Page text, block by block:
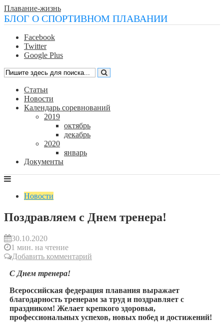
Плавание-жизнь
БЛОГ О СПОРТИВНОМ ПЛАВАНИИ
Facebook
Twitter
Google Plus
Статьи
Новости
Календарь соревнований
2019
октябрь
декабрь
2020
январь
Документы
Новости
Поздравляем с Днем тренера!
30.10.2020
1 мин. на чтение
Добавить комментарий
С Днем тренера!
Всероссийская федерация плавания выражает
благодарность тренерам за труд и поздравляет с
праздником! Желает крепкого здоровья,
профессиональных успехов, новых побед и достижений!